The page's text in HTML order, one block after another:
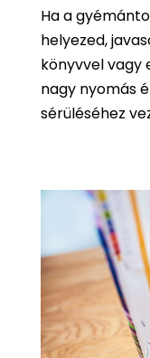
Ha a
helyezed,
könyvvel vagy
nagy nyomás
sérüléséhez